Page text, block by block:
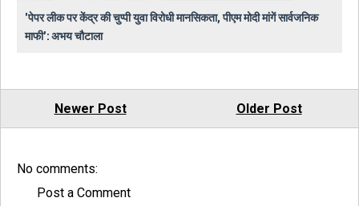
'पेपर लीक पर केंद्र की चुप्पी युवा विरोधी मानसिकता, पीएम मोदी मांगें सार्वजनिक
माफी': अभय चौटाला
Newer Post Older Post
No comments:
Post a Comment